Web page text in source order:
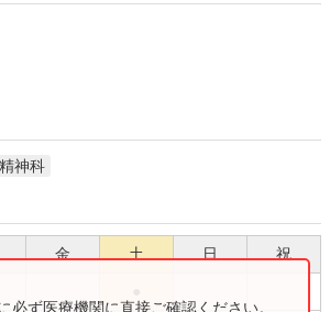
精神科
金 土 日 祝
ず医療機関に直接ご確認ください。